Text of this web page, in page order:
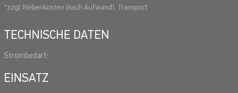
*zzgl. Nebenkosten (nach Aufwand), Transport
TECHNISCHE DATEN
Strombedarf:
EINSATZ